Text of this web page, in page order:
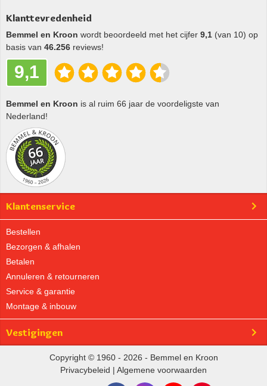
Klanttevredenheid
Bemmel en Kroon wordt beoordeeld met het cijfer 9,1 (van 10) op
basis van 46.256 reviews!
9,1
Bemmel en Kroon is al ruim 66 jaar de voordeligste van
Nederland!
Klantenservice
Bestellen
Bezorgen & afhalen
Betalen
Annuleren & retourneren
Service & garantie
Montage & inbouw
Vestigingen
Copyright © 1960 - 2026 - Bemmel en Kroon
Privacybeleid | Algemene voorwaarden